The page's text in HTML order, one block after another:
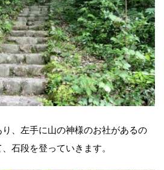
、左手に山の神様のお社があるの
石段を登っていきます。